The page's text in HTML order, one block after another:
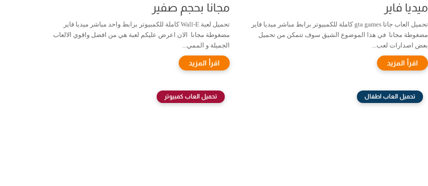
ميديا فاير
تحميل العاب جاتا gta games كاملة للكمبيوتر برابط مباشر ميديا فاير
مضغوطة مجانا في هذا الموضوع الشيق سوف تتمكن من تحميل
بعض اصدارات لعب...
مجانا بحجم صفير
تحميل لعبة Wall-E كاملة للكمبيوتر برابط واحد مباشر ميديا فاير
مضغوطة مجانا الان اعرض عليكم لعبة هي من افضل واقوي الالعاب
الجميلة و الممي...
تحميل العاب اطفال تحميل العاب كمبيوتر